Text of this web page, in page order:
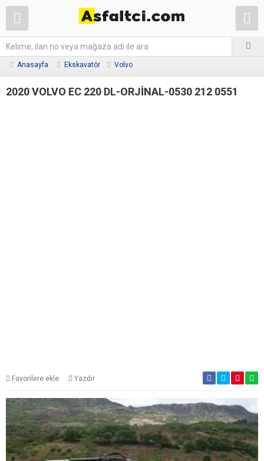
Anasayfa Ekskavatör Volvo
2020 VOLVO EC 220 DL-ORJİNAL-0530 212 0551
Favorilere ekle Yazdır